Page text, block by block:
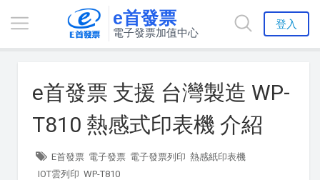
e首發票
電子發票加值中心
登入
e首發票 支援 台灣製造 WP-
T810 熱感式印表機 介紹
E首發票 電子發票 電子發票列印 熱感紙印表機
IOT雲列印 WP-T810